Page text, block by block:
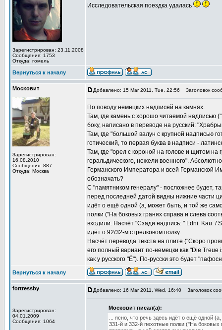
Зарегистрирован: 23.11.2008
Сообщения: 1753
Откуда: гомель
Исследовательская поездка удалась
Вернуться к началу
Московит
Зарегистрирован:
16.08.2010
Сообщения: 887
Откуда: Москва
Добавлено: 15 Mar 2011, Tue, 22:56 Заголовок
По поводу немецких надписей на камнях.
Там, где камень с хорошо читаемой надписью
боку, написано в переводе на русский:
Там, где "большой валун с крупной надписью
готический, то первая буква в надписи -
Там, где "орел с короной на голове и щитом
геральдического, нежели военного".
Германского Императора и всей Германской
обозначать?
С "памятником генералу" - посложнее будет,
перед последней датой видны нижние части
идёт о ещё одной (а, может быть, и той же
полки ("На боковых гранях справа и слева
входили. Насчёт "Сзади надпись: " Ldni. Kau. /
идёт о 92/32-м стрелковом полку.
Насчёт перевода текста на плите ("Скоро
его полный вариант по-немецки как "Die Treue
как у русского "Ё"). По-русски это будет
Вернуться к началу
fortressby
Зарегистрирован:
04.01.2009
Сообщения: 1064
Добавлено: 16 Mar 2011, Wed, 16:40 Заголовок
Московит писал(а):
... ясно, что речь здесь идёт о ещё одной
331-й и 332-й пехотные полки ("На боковых